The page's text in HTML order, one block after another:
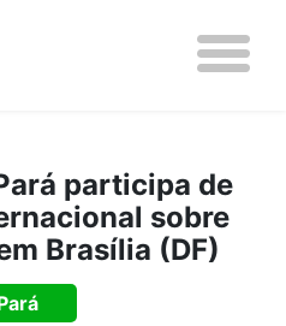
participa de
sobre
Brasília (DF)